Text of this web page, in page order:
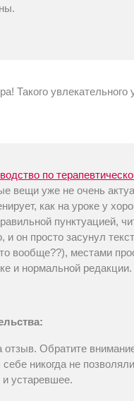
Такого
по
вещи уже не очень
как на уроке у
пунктуацией,
и он просто засунул
вообще??), местами
и нормальной редакции.
Обратите
никогда не
и устаревшее.